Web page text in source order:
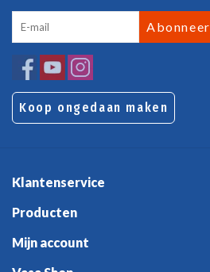
Abonneer
Koop ongedaan maken
Klantenservice
Producten
Mijn account